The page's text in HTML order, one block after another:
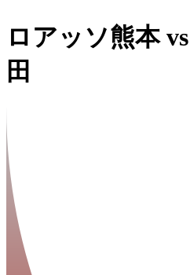
ロアッソ熊本vs
田